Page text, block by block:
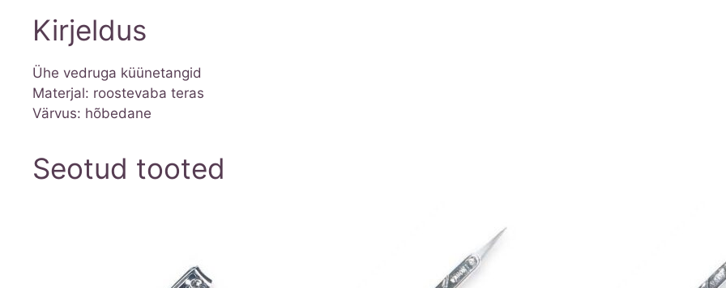
Kirjeldus
Ühe vedruga küünetangid
Materjal: roostevaba teras
Värvus: hõbedane
Seotud tooted